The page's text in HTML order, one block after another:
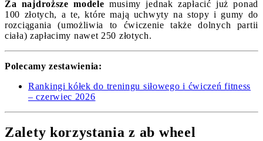
Za najdroższe modele musimy jednak zapłacić już ponad
100 złotych, a te, które mają uchwyty na stopy i gumy do
rozciągania (umożliwia to ćwiczenie także dolnych partii
ciała) zapłacimy nawet 250 złotych.
Polecamy zestawienia:
Rankingi kółek do treningu siłowego i ćwiczeń fitness
– czerwiec 2026
Zalety korzystania z ab wheel